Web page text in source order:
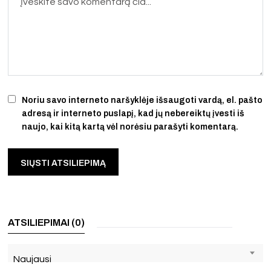
Noriu savo interneto naršyklėje išsaugoti vardą, el. pašto
adresą ir interneto puslapį, kad jų nebereiktų įvesti iš
naujo, kai kitą kartą vėl norėsiu parašyti komentarą.
ATSILIEPIMAI (0)
Naujausi